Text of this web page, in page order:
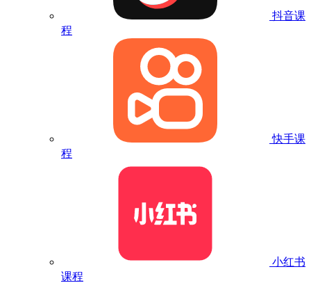
抖音课
程
快手课
程
小红书
课程